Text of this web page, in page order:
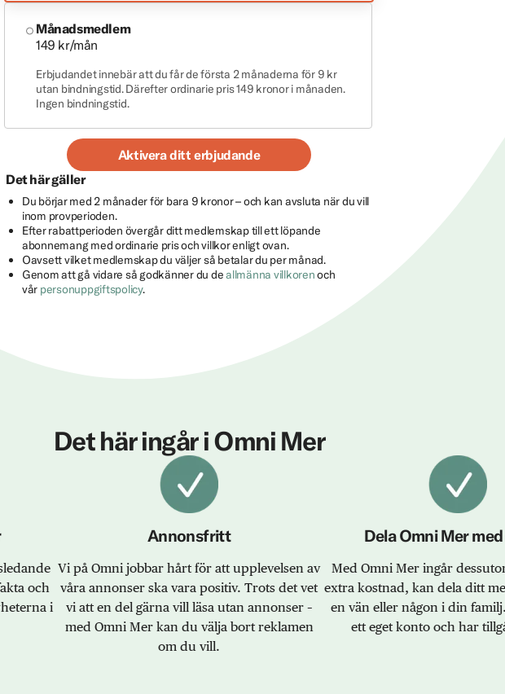
Månadsmedlem
149 kr/mån
Erbjudandet innebär att du får de första 2 månaderna för 9 kr
utan bindningstid. Därefter ordinarie pris 149 kronor i månaden.
Ingen bindningstid.
Aktivera ditt erbjudande
Det här gäller
Du börjar med 2 månader för bara 9 kronor – och kan avsluta när du vill
inom provperioden.
Efter rabattperioden övergår ditt medlemskap till ett löpande
abonnemang med ordinarie pris och villkor enligt ovan.
Oavsett vilket medlemskap du väljer så betalar du per månad.
Genom att gå vidare så godkänner du deallmänna villkorenoch
vår personuppgiftspolicy.
Det här ingår i Omni Mer
och
i
Annonsfritt
Vi på Omni jobbar hårt för att upplevelsen av
våra annonser ska vara positiv. Trots det vet
vi att en del gärna vill läsa utan annonser –
med Omni Mer kan du välja bort reklamen
om du vill.
Dela Omni Mer
Med Omni Mer ingår
extra kostnad, kan dela ditt
en vän eller någon i din
ett eget konto och har